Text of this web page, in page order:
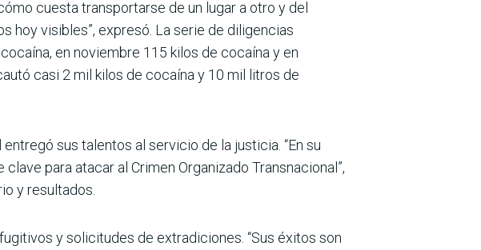
cuesta transportarse de un lugar a otro y del
hoy visibles”, expresó. La serie de diligencias
en noviembre 115 kilos de cocaína y en
casi 2 mil kilos de cocaína y 10 mil litros de
sus talentos al servicio de la justicia. “En su
para atacar al Crimen Organizado Transnacional”,
y resultados.
y solicitudes de extradiciones. “Sus éxitos son